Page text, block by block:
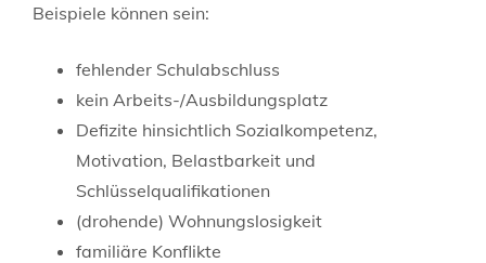
Beispiele können sein:
fehlender Schulabschluss
kein Arbeits-/Ausbildungsplatz
Defizite hinsichtlich Sozialkompetenz,
Motivation, Belastbarkeit und
Schlüsselqualifikationen
(drohende) Wohnungslosigkeit
familiäre Konflikte